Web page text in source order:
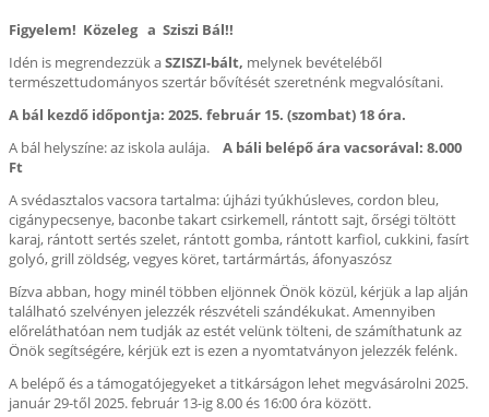
Figyelem! Közeleg a Sziszi Bál!!
Idén is megrendezzük aSZISZI-bált, melynek bevételéből
természettudományos szertár bővítését szeretnénk megvalósítani.
A bál kezdő időpontja: 2025. február 15. (szombat) 18 óra.
A bál helyszíne: az iskola aulája.
A báli belépő ára vacsorával: 8.000
Ft
A svédasztalos vacsora tartalma: újházi tyúkhúsleves, cordon bleu,
cigánypecsenye, baconbe takart csirkemell, rántott sajt, őrségi töltött
karaj, rántott sertés szelet, rántott gomba, rántott karfiol, cukkini, fasírt
golyó, grill zöldség, vegyes köret, tartármártás, áfonyaszósz
Bízva abban, hogy minél többen eljönnek Önök közül, kérjük a lap alján
található szelvényen jelezzék részvételi szándékukat. Amennyiben
előreláthatóan nem tudják az estét velünk tölteni, de számíthatunk az
Önök segítségére, kérjük ezt is ezen a nyomtatványon jelezzék felénk.
A belépő és a támogatójegyeket a titkárságon lehet megvásárolni 2025.
január 29-től 2025. február 13-ig 8.00 és 16:00 óra között.